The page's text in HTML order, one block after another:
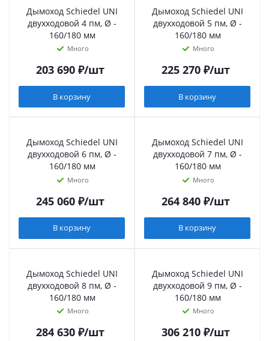
Дымоход Schiedel UNI
двухходовой 4 пм, Ø -
160/180 мм
Много
203 690₽/шт
В корзину
Дымоход Schiedel UNI
двухходовой 5 пм, Ø -
160/180 мм
Много
225 270₽/шт
В корзину
Дымоход Schiedel UNI
двухходовой 6 пм, Ø -
160/180 мм
Много
245 060₽/шт
В корзину
Дымоход Schiedel UNI
двухходовой 7 пм, Ø -
160/180 мм
Много
264 840₽/шт
В корзину
Дымоход Schiedel UNI
двухходовой 8 пм, Ø -
160/180 мм
Много
284 630₽/шт
Дымоход Schiedel UNI
двухходовой 9 пм, Ø -
160/180 мм
Много
306 210₽/шт